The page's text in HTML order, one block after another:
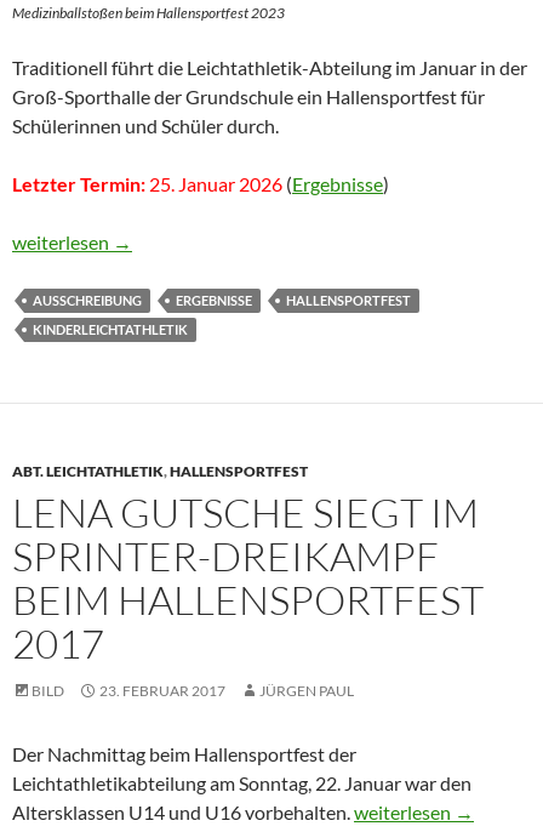
Medizinballstoßen beim Hallensportfest 2023
Traditionell führt die Leichtathletik-Abteilung im Januar in der
Groß-Sporthalle der Grundschule ein Hallensportfest für
Schülerinnen und Schüler durch.
Letzter Termin: 25. Januar 2026 (Ergebnisse)
Hallensportfest
weiterlesen →
AUSSCHREIBUNG ERGEBNISSE
HALLENSPORTFEST
KINDERLEICHTATHLETIK
ABT. LEICHTATHLETIK,HALLENSPORTFEST
LENA GUTSCHE SIEGT IM
SPRINTER-DREIKAMPF
BEIM HALLENSPORTFEST
2017
BILD 23. FEBRUAR 2017 JÜRGEN PAUL
Der Nachmittag beim Hallensportfest der
Leichtathletikabteilung am Sonntag, 22. Januar war den
Altersklassen U14 und U16 vorbehalten. Lena Gutsche siegt
weiterlesen →